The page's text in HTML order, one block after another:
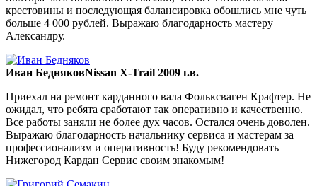
крестовины и последующая балансировка обошлись мне чуть
больше 4 000 рублей. Выражаю благодарность мастеру
Александру.
Иван БедняковNissan X-Trail 2009 г.в.
Приехал на ремонт карданного вала Фольксваген Крафтер. Не
ожидал, что ребята сработают так оперативно и качественно.
Все работы заняли не более дух часов. Остался очень доволен.
Выражаю благодарность начальнику сервиса и мастерам за
профессионализм и оперативность! Буду рекомендовать
Нижегород Кардан Сервис своим знакомым!